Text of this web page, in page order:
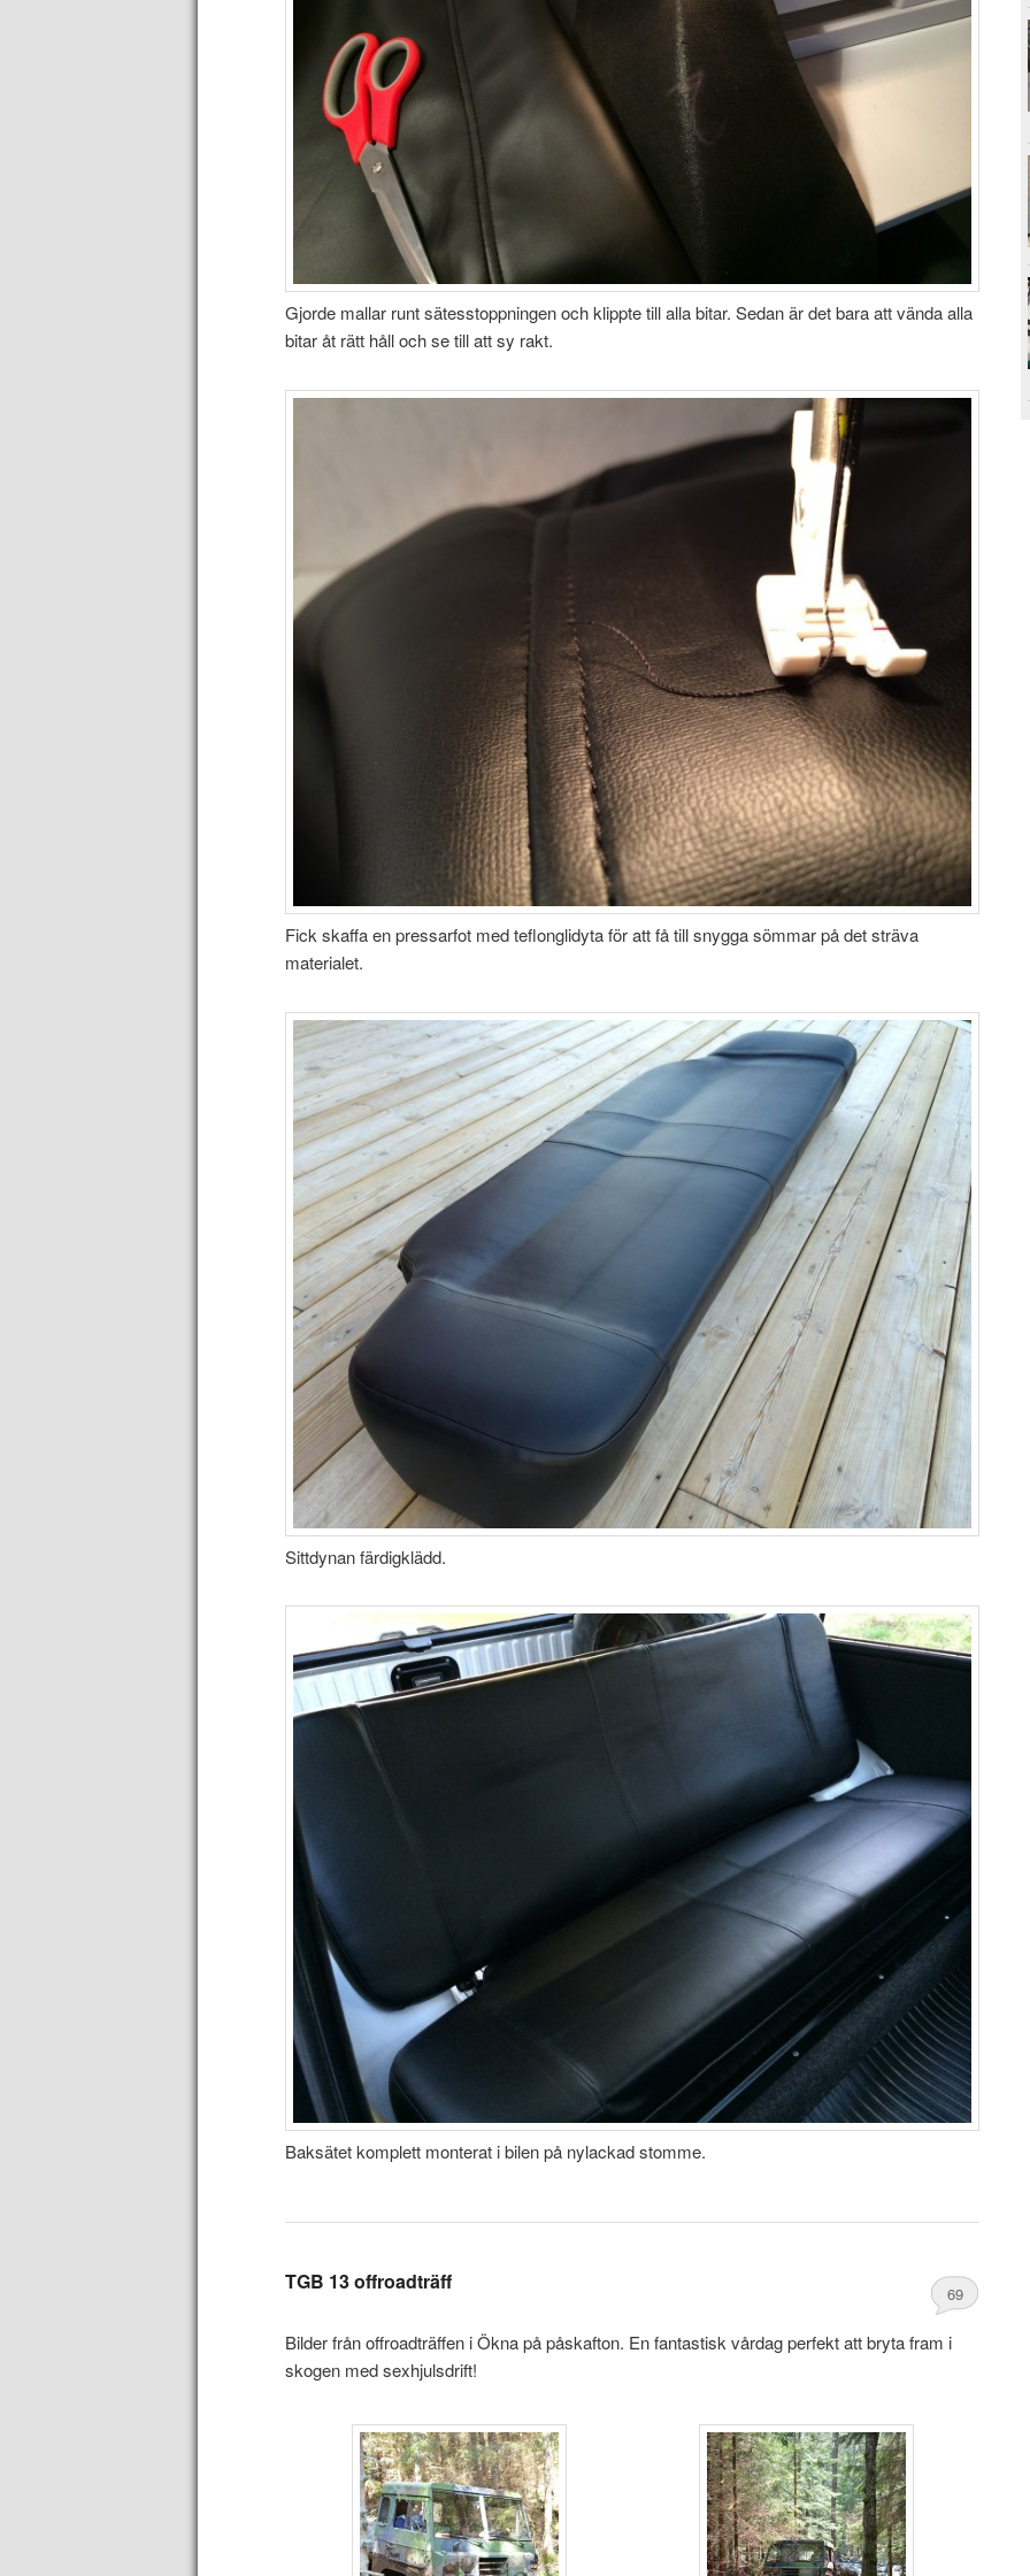
Gjorde mallar runt sätesstoppningen och klippte till alla bitar. Sedan är det bara att vända alla
bitar åt rätt håll och se till att sy rakt.
Fick skaffa en pressarfot med teflonglidyta för att få till snygga sömmar på det sträva
materialet.
Sittdynan färdigklädd.
Baksätet komplett monterat i bilen på nylackad stomme.
TGB 13 offroadträff 69
Bilder från offroadträffen i Ökna på påskafton. En fantastisk vårdag perfekt att bryta fram i
skogen med sexhjulsdrift!